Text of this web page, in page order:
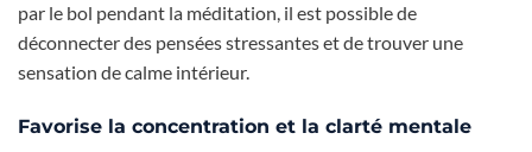
par le bol pendant la méditation, il est possible de
déconnecter des pensées stressantes et de trouver une
sensation de calme intérieur.
Favorise la concentration et la clarté mentale